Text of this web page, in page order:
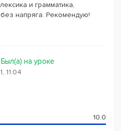
и грамматика,
напряга. Рекомендую!
Был(a) на уроке
11:04
10.0